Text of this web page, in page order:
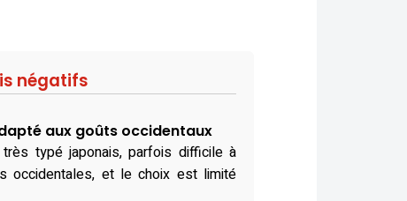
négatifs
aux goûts occidentaux
typé japonais, parfois difficile à
occidentales, et le choix est limité